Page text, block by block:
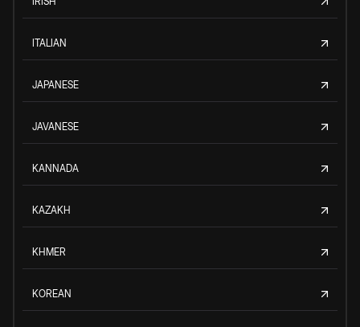
ITALIAN
JAPANESE
JAVANESE
KANNADA
KAZAKH
KHMER
KOREAN